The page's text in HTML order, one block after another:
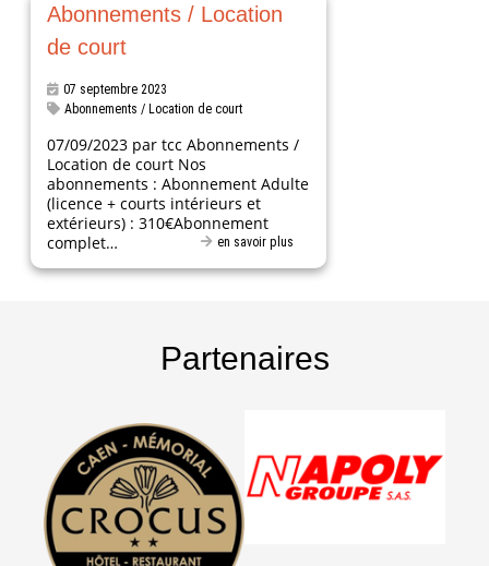
Abonnements / Location
de court
07 septembre 2023
Abonnements / Location de court
07/09/2023 par tcc Abonnements /
Location de court Nos
abonnements : Abonnement Adulte
(licence + courts intérieurs et
extérieurs) : 310€Abonnement
complet…
en savoir plus
Partenaires